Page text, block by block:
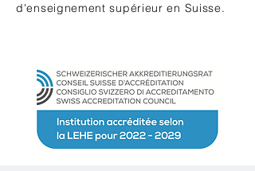
d'enseignement supérieur en Suisse.